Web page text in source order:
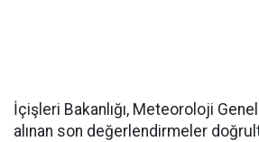
İçişleri Bakanlığı, Meteoroloji
alınan son değerlendirmeler